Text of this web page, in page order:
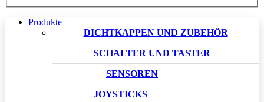
Produkte
DICHTKAPPEN UND ZUBEHÖR
SCHALTER UND TASTER
SENSOREN
JOYSTICKS